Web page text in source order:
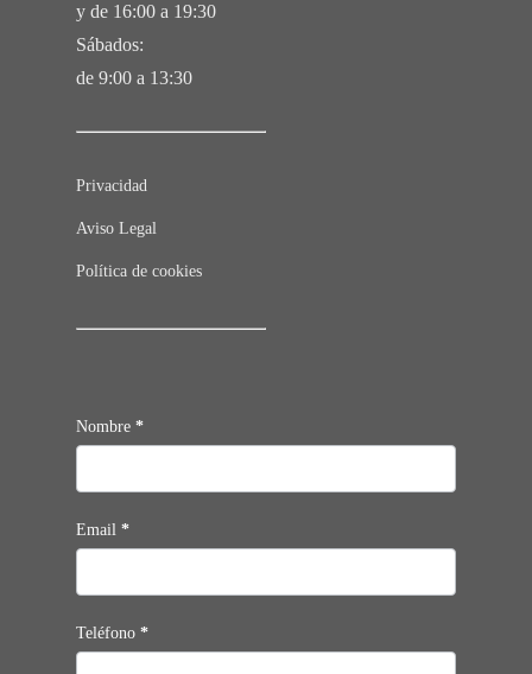
y de 16:00 a 19:30
Sábados:
de 9:00 a 13:30
Privacidad
Aviso Legal
Política de cookies
Contacto
Nombre *
Email *
Teléfono *